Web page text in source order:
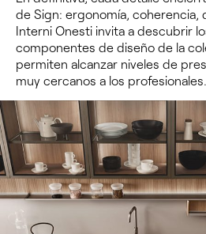
de Sign: ergonomía, coherencia,
Interni Onesti invita a descubrir
componentes de diseño de la
permiten alcanzar niveles de
muy cercanos a los profesionales.